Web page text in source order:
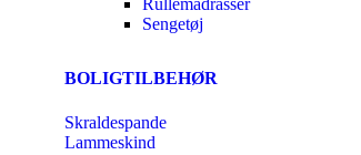
Rullemadrasser
Sengetøj
BOLIGTILBEHØR
Skraldespande
Lammeskind